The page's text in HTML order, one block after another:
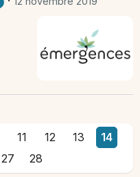
11 12 13
14
27 28